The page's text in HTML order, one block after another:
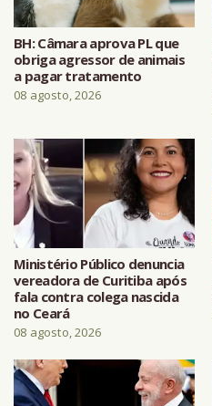
BH: Câmara aprova PL que
obriga agressor de animais
a pagar tratamento
08 agosto, 2026
Ministério Público denuncia
vereadora de Curitiba após
fala contra colega nascida
no Ceará
08 agosto, 2026